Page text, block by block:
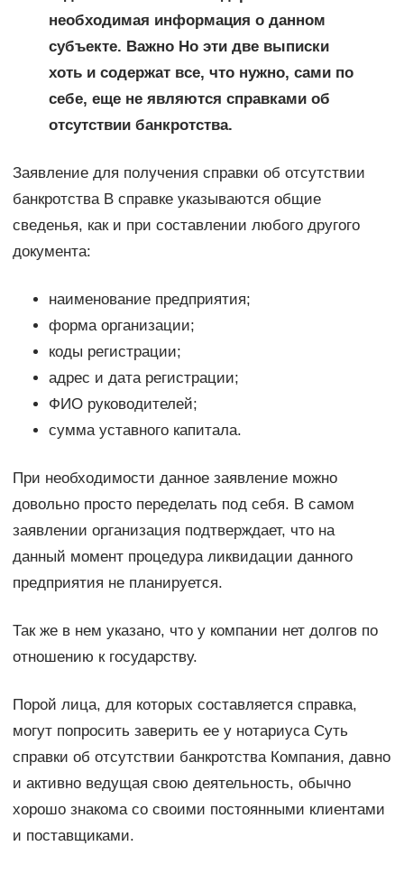
необходимая информация о данном
субъекте. Важно Но эти две выписки
хоть и содержат все, что нужно, сами по
себе, еще не являются справками об
отсутствии банкротства.
Заявление для получения справки об отсутствии
банкротства В справке указываются общие
сведенья, как и при составлении любого другого
документа:
наименование предприятия;
форма организации;
коды регистрации;
адрес и дата регистрации;
ФИО руководителей;
сумма уставного капитала.
При необходимости данное заявление можно
довольно просто переделать под себя. В самом
заявлении организация подтверждает, что на
данный момент процедура ликвидации данного
предприятия не планируется.
Так же в нем указано, что у компании нет долгов по
отношению к государству.
Порой лица, для которых составляется справка,
могут попросить заверить ее у нотариуса Суть
справки об отсутствии банкротства Компания, давно
и активно ведущая свою деятельность, обычно
хорошо знакома со своими постоянными клиентами
и поставщиками.